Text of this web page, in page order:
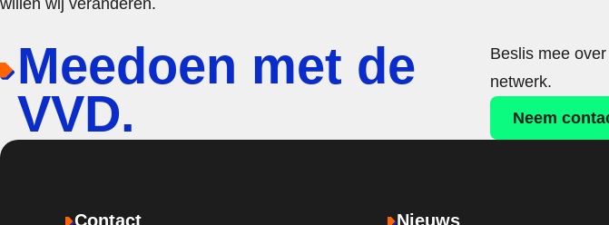
willen wij veranderen.
Meedoen met de
VVD.
Beslis mee
netwerk.
Neem
Contact Nieuws